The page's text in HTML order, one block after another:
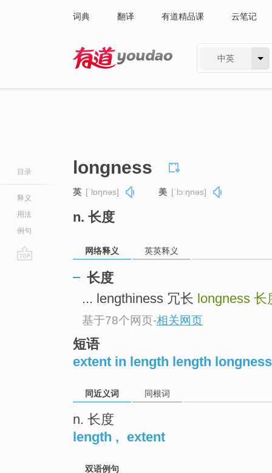
词典 翻译 有道精品课 云笔记
中英
目录
释义
用法
例句
longness
英 [ˈlɒŋnəs] 美 [ˈlɔːŋnəs]
n. 长度
网络释义 英英释义
长度
... lengthiness 冗长 longness 长
基于78个网页-相关网页
短语
extent in length length longness
同近义词 同根词
n. 长度
length , extent
双语例句